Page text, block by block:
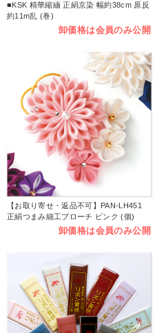
■KSK 精華縮緬 正絹京染 幅約38cm 原反
約11m乱 (巻)
卸価格は会員のみ公開
【お取り寄せ・返品不可】PAN-LH451
正絹つまみ細工ブローチ ピンク (個)
卸価格は会員のみ公開